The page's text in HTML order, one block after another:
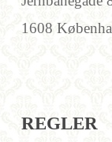
1608
REGLER